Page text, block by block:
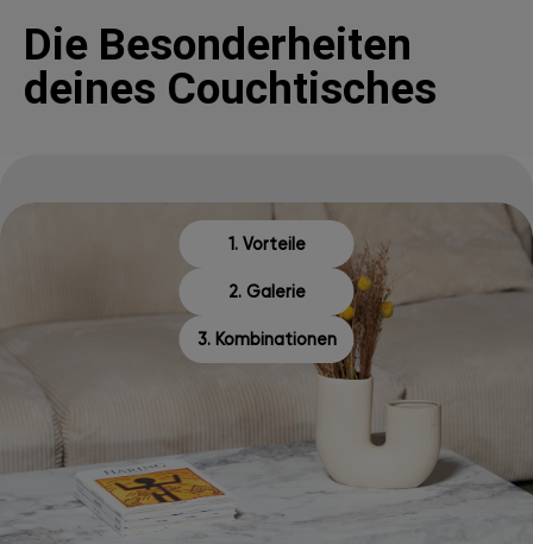
Die Besonderheiten
deines Couchtisches
1. Vorteile
2. Galerie
3. Kombinationen